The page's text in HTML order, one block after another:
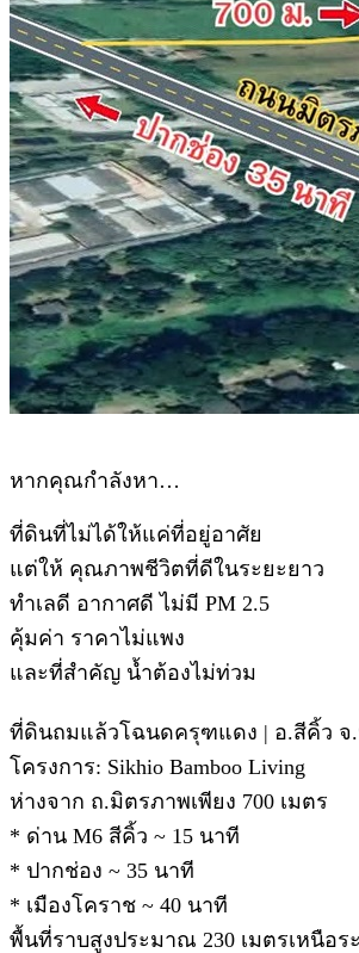
หากคุณกำลังหา…
ที่ดินที่ไม่ได้ให้แค่ที่อยู่อาศัย
แต่ให้ คุณภาพชีวิตที่ดีในระยะยาว
ทำเลดี อากาศดี ไม่มี PM 2.5
คุ้มค่า ราคาไม่แพง
และที่สำคัญ น้ำต้องไม่ท่วม
ที่ดินถมแล้วโฉนดครุฑแดง | อ.สีคิ้ว จ
โครงการ: Sikhio Bamboo Living
ห่างจาก ถ.มิตรภาพเพียง 700 เมตร
* ด่าน M6 สีคิ้ว ~ 15 นาที
* ปากช่อง ~ 35 นาที
* เมืองโคราช ~ 40 นาที
พื้นที่ราบสูงประมาณ 230 เมตรเหนือร